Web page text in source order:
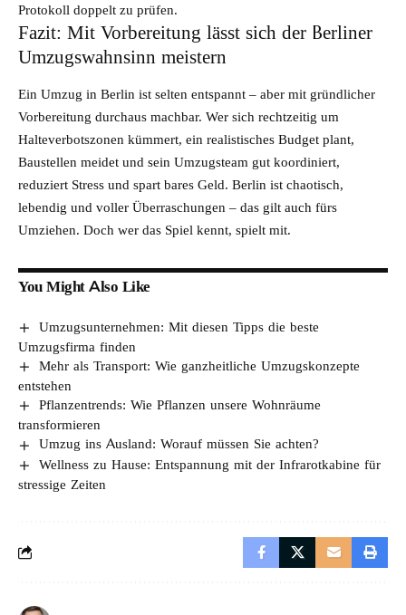
Protokoll doppelt zu prüfen.
Fazit: Mit Vorbereitung lässt sich der Berliner
Umzugswahnsinn meistern
Ein Umzug in Berlin ist selten entspannt – aber mit gründlicher
Vorbereitung durchaus machbar. Wer sich rechtzeitig um
Halteverbotszonen kümmert, ein realistisches Budget plant,
Baustellen meidet und sein Umzugsteam gut koordiniert,
reduziert Stress und spart bares Geld. Berlin ist chaotisch,
lebendig und voller Überraschungen – das gilt auch fürs
Umziehen. Doch wer das Spiel kennt, spielt mit.
You Might Also Like
Umzugsunternehmen: Mit diesen Tipps die beste
Umzugsfirma finden
Mehr als Transport: Wie ganzheitliche Umzugskonzepte
entstehen
Pflanzentrends: Wie Pflanzen unsere Wohnräume
transformieren
Umzug ins Ausland: Worauf müssen Sie achten?
Wellness zu Hause: Entspannung mit der Infrarotkabine für
stressige Zeiten